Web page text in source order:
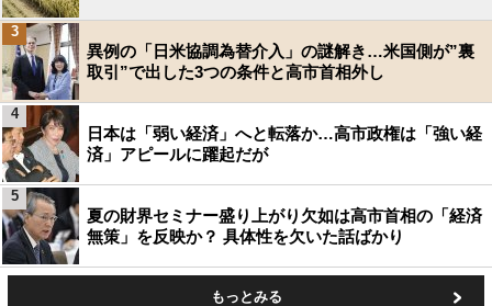
異例の「日米協調為替介入」の謎解き…米国側が”裏
取引”で出した3つの条件と高市首相外し
3
日本は「弱い経済」へと転落か…高市政権は「強い経
済」アピールに躍起だが
4
夏の財界セミナー盛り上がり欠如は高市首相の「経済
無策」を反映か？ 具体性を欠いた話ばかり
5
もっとみる